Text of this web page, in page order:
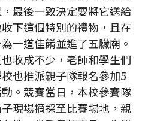
最後一致決定要將它送給
下這個特別的禮物，且在
一道佳餚並進了五臟廟。
收成不少，老師和學生們
也推派親子隊報名參加5
。競賽當日，本校參賽隊
現場摘採至比賽場地，親